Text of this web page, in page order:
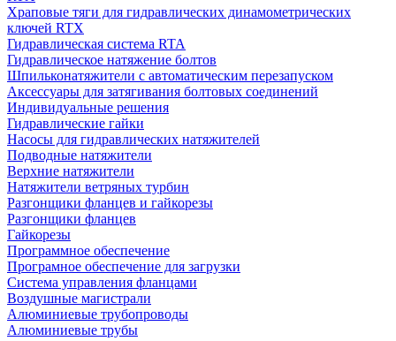
Храповые тяги для гидравлических динамометрических
ключей RTX
Гидравлическая система RTA
Гидравлическое натяжение болтов
Шпильконатяжители с автоматическим перезапуском
Аксессуары для затягивания болтовых соединений
Индивидуальные решения
Гидравлические гайки
Насосы для гидравлических натяжителей
Подводные натяжители
Верхние натяжители
Натяжители ветряных турбин
Разгонщики фланцев и гайкорезы
Разгонщики фланцев
Гайкорезы
Программное обеспечение
Програмное обеспечение для загрузки
Система управления фланцами
Воздушные магистрали
Алюминиевые трубопроводы
Алюминиевые трубы